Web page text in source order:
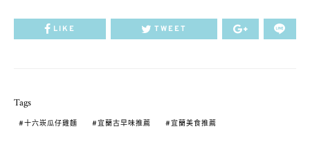
LIKE TWEET
Tags
十六崁瓜仔雞麵 宜蘭古早味推薦 宜蘭美食推薦